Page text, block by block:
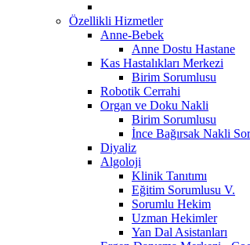
Özellikli Hizmetler
Anne-Bebek
Anne Dostu Hastane
Kas Hastalıkları Merkezi
Birim Sorumlusu
Robotik Cerrahi
Organ ve Doku Nakli
Birim Sorumlusu
İnce Bağırsak Nakli
Diyaliz
Algoloji
Klinik Tanıtımı
Eğitim Sorumlusu V.
Sorumlu Hekim
Uzman Hekimler
Yan Dal Asistanları